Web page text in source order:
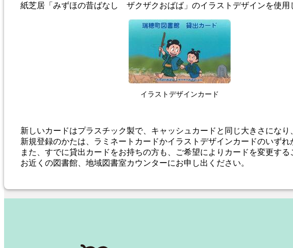
紙芝居「みずほの昔ばなし ザクザクおばば」のイラストデザインを使用
イラストデザインカード
新しいカードはプラスチック製で、キャッシュカードと同じ大きさにな
新規登録のかたは、ラミネートカードかイラストデザインカードのいずれ
また、すでに貸出カードをお持ちの方も、ご希望によりカードを変更する
お近くの図書館、地域図書室カウンターにお申し出ください。